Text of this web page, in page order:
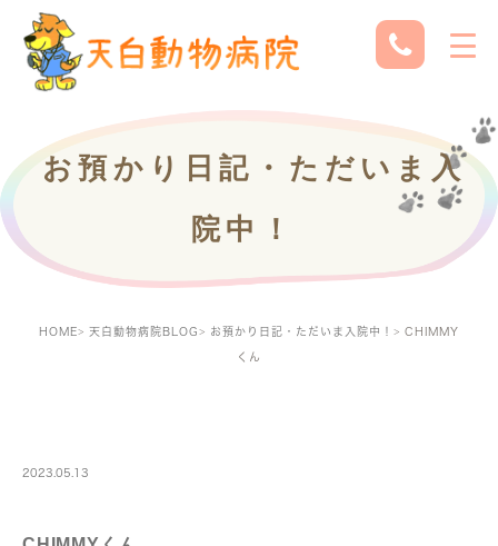
お預かり日記・ただいま入
院中！
HOME 天白動物病院BLOG お預かり日記・ただいま入院中！ CHIMMY
くん
2023.05.13